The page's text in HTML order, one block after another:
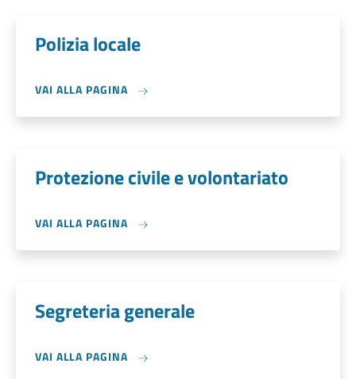
Polizia locale
VAI ALLA PAGINA
Protezione civile e volontariato
VAI ALLA PAGINA
Segreteria generale
VAI ALLA PAGINA